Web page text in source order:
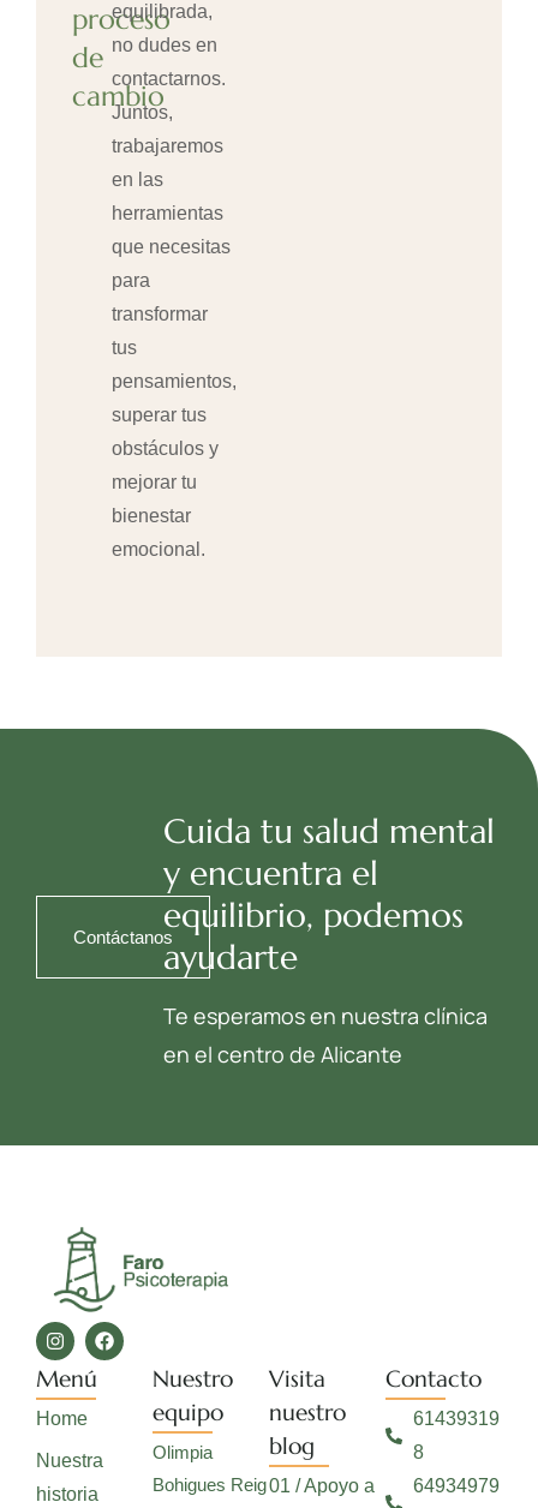
proceso
de
cambio
equilibrada,
no dudes en
contactarnos.
Juntos,
trabajaremos
en las
herramientas
que necesitas
para
transformar
tus
pensamientos,
superar tus
obstáculos y
mejorar tu
bienestar
emocional.
Contáctanos
Cuida tu salud mental
y encuentra el
equilibrio, podemos
ayudarte
Te esperamos en nuestra clínica
en el centro de Alicante
Menú
Home
Nuestra
historia
Nuestro
equipo
Olimpia
Bohigues Reig
Visita
nuestro
blog
01 / Apoyo a
Contacto
61439319
8
64934979